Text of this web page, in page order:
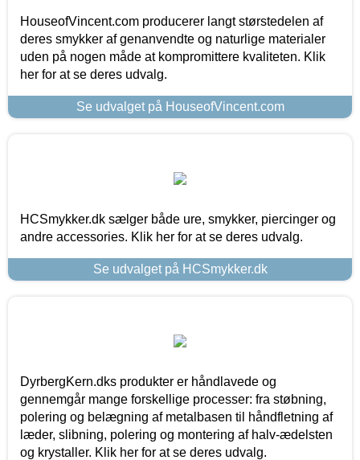
HouseofVincent.com producerer langt størstedelen af
deres smykker af genanvendte og naturlige materialer
uden på nogen måde at kompromittere kvaliteten. Klik
her for at se deres udvalg.
Se udvalget på HouseofVincent.com
HCSmykker.dk sælger både ure, smykker, piercinger og
andre accessories. Klik her for at se deres udvalg.
Se udvalget på HCSmykker.dk
DyrbergKern.dks produkter er håndlavede og
gennemgår mange forskellige processer: fra støbning,
polering og belægning af metalbasen til håndfletning af
læder, slibning, polering og montering af halv-ædelsten
og krystaller. Klik her for at se deres udvalg.